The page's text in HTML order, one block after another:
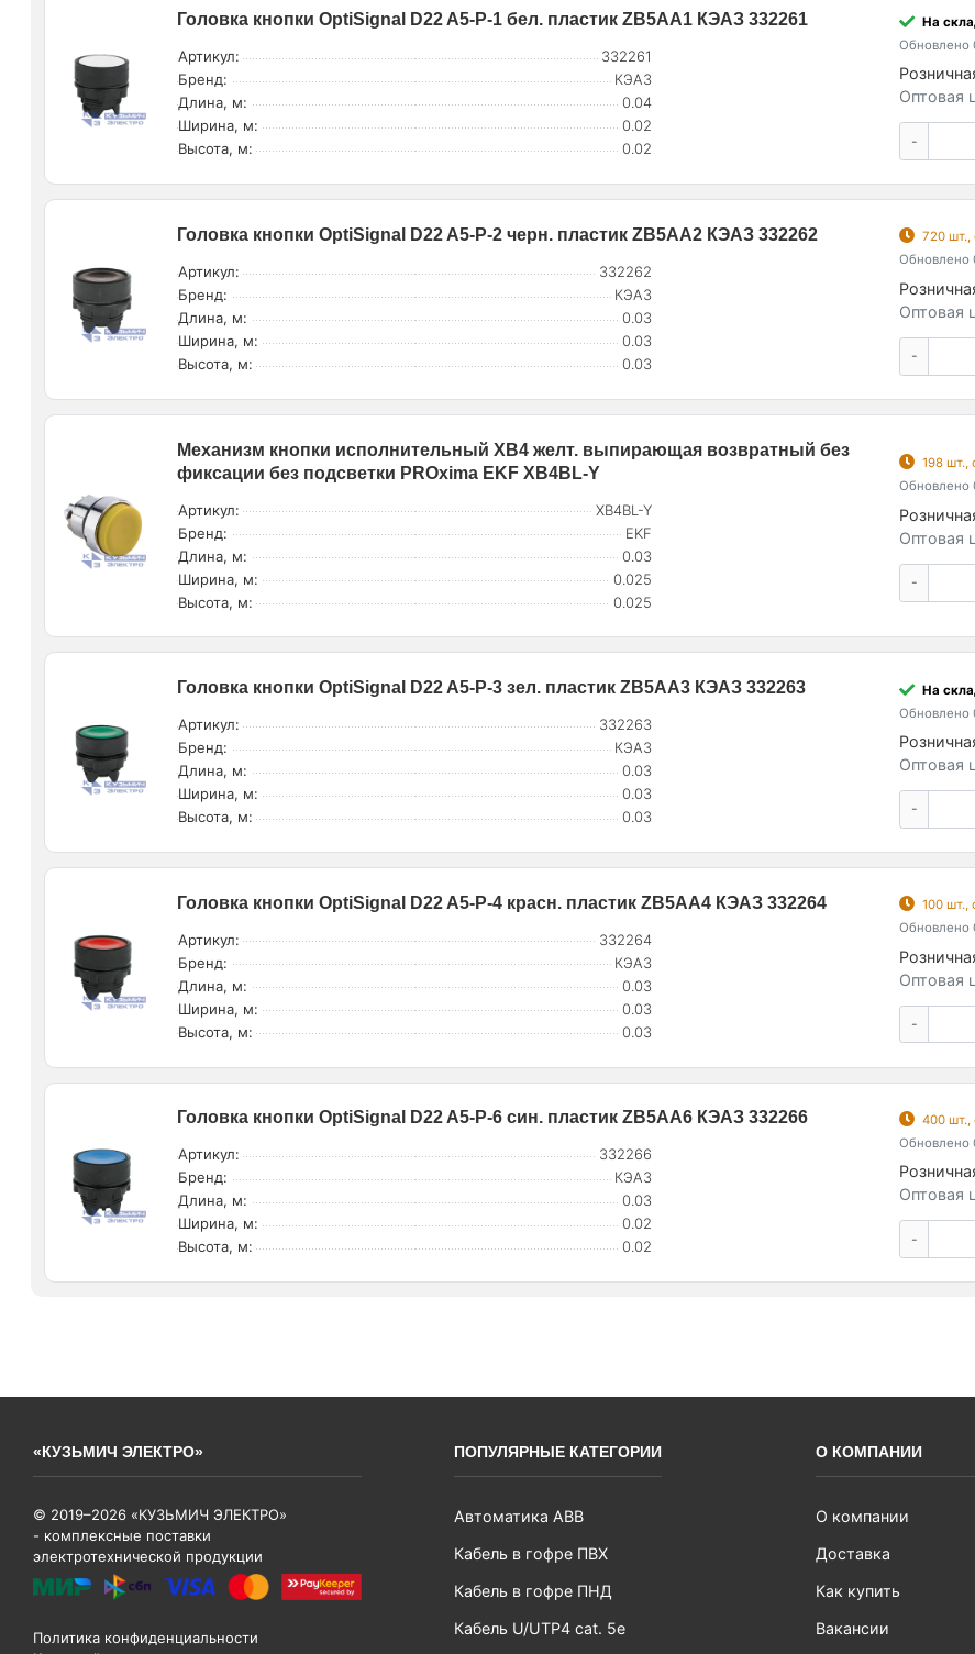
Головка кнопки OptiSignal D22 A5-P-1 бел. пластик ZB5AA1 КЭАЗ 332261
Артикул:
332261
Бренд:
КЭАЗ
Длина, м:
0.04
Ширина, м:
0.02
Высота, м:
0.02
На
Обновлено
Оптовая
-
Головка кнопки OptiSignal D22 A5-P-2 черн. пластик ZB5AA2 КЭАЗ 332262
Артикул:
332262
Бренд:
КЭАЗ
Длина, м:
0.03
Ширина, м:
0.03
Высота, м:
0.03
720 шт.,
Обновлено
Оптовая
-
Механизм кнопки исполнительный XB4 желт. выпирающая возвратный без
фиксации без подсветки PROxima EKF XB4BL-Y
Артикул:
XB4BL-Y
Бренд:
EKF
Длина, м:
0.03
Ширина, м:
0.025
Высота, м:
0.025
198 шт.,
Обновлено
Оптовая
-
Головка кнопки OptiSignal D22 A5-P-3 зел. пластик ZB5AA3 КЭАЗ 332263
Артикул:
332263
Бренд:
КЭАЗ
Длина, м:
0.03
Ширина, м:
0.03
Высота, м:
0.03
На
Обновлено
Оптовая
-
Головка кнопки OptiSignal D22 A5-P-4 красн. пластик ZB5AA4 КЭАЗ 332264
Артикул:
332264
Бренд:
КЭАЗ
Длина, м:
0.03
Ширина, м:
0.03
Высота, м:
0.03
100 шт.,
Обновлено
Оптовая
-
Головка кнопки OptiSignal D22 A5-P-6 син. пластик ZB5AA6 КЭАЗ 332266
Артикул:
332266
Бренд:
КЭАЗ
Длина, м:
0.03
Ширина, м:
0.02
Высота, м:
0.02
400 шт.,
Обновлено
Оптовая
-
«КУЗЬМИЧ ЭЛЕКТРО»
© 2019–2026 «КУЗЬМИЧ ЭЛЕКТРО»
- комплексные поставки
электротехнической продукции
Политика конфиденциальности
ПОПУЛЯРНЫЕ КАТЕГОРИИ
Автоматика ABB
Кабель в гофре ПВХ
Кабель в гофре ПНД
Кабель U/UTP4 cat. 5e
О КОМПАНИИ
О компании
Доставка
Как купить
Вакансии